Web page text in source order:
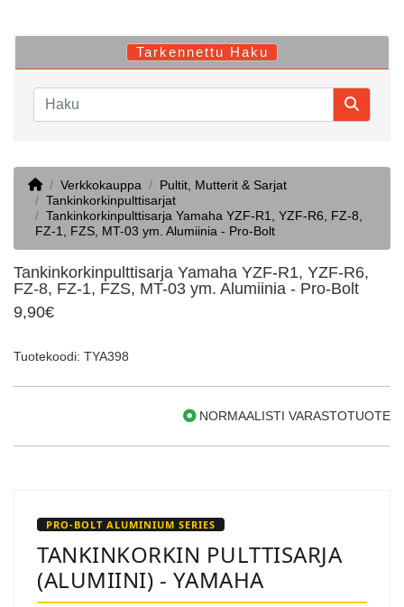
Tarkennettu Haku
HomeVerkkokauppa
Pultit, Mutterit & Sarjat
Tankinkorkinpulttisarjat
Tankinkorkinpulttisarja Yamaha YZF-R1, YZF-R6, FZ-8,
FZ-1, FZS, MT-03 ym. Alumiinia - Pro-Bolt
Tankinkorkinpulttisarja Yamaha YZF-R1, YZF-R6,
FZ-8, FZ-1, FZS, MT-03 ym. Alumiinia - Pro-Bolt
9,90€
Tuotekoodi: TYA398
NORMAALISTI VARASTOTUOTE
PRO-BOLT ALUMINIUM SERIES
TANKINKORKIN PULTTISARJA
(ALUMIINI) - YAMAHA